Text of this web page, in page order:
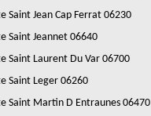
Saint Jean Cap Ferrat 06230
Saint Jeannet 06640
Saint Laurent Du Var 06700
Saint Leger 06260
Saint Martin D Entraunes 06470